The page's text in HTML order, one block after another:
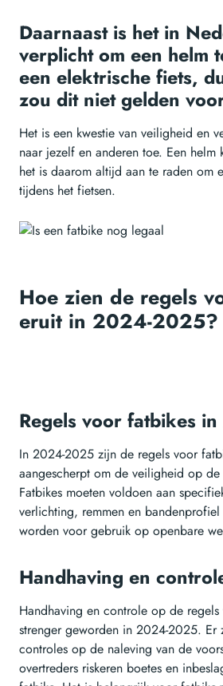
Daarnaast is het in
verplicht om een helm
een elektrische fiets,
zou dit niet gelden
Het is een kwestie van veiligheid en
naar jezelf en anderen toe. Een helm
het is daarom altijd aan te raden om
tijdens het fietsen.
Hoe zien de regels
eruit in 2024-2025?
Regels voor fatbikes
In 2024-2025 zijn de regels voor
aangescherpt om de veiligheid op
Fatbikes moeten voldoen aan
verlichting, remmen en
worden voor gebruik op openbare
Handhaving en
Handhaving en controle op de
strenger geworden in 2024-2025. Er
controles op de naleving van de
overtreders riskeren boetes en